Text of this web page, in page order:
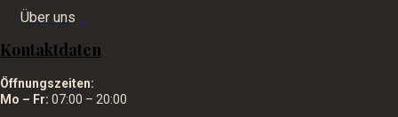
Über uns
Kontaktdaten
Öffnungszeiten:
Mo – Fr: 07:00 – 20:00